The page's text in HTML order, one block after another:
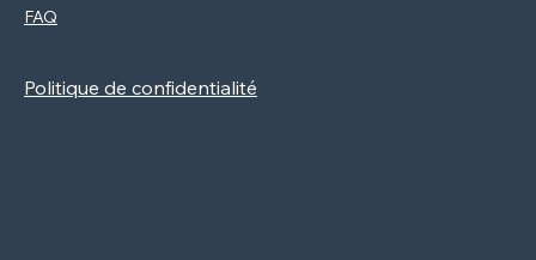
FAQ
Politique de confidentialité